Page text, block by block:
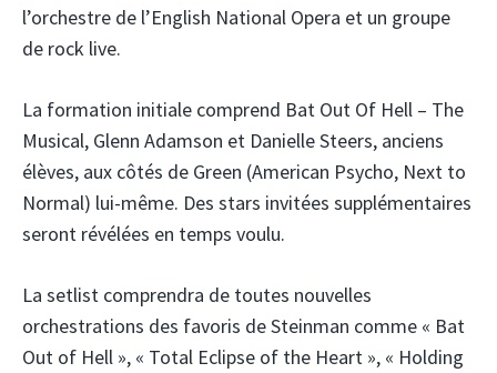
l’orchestre de l’English National Opera et un groupe
de rock live.
La formation initiale comprend Bat Out Of Hell – The
Musical, Glenn Adamson et Danielle Steers, anciens
élèves, aux côtés de Green (American Psycho, Next to
Normal) lui-même. Des stars invitées supplémentaires
seront révélées en temps voulu.
La setlist comprendra de toutes nouvelles
orchestrations des favoris de Steinman comme « Bat
Out of Hell », « Total Eclipse of the Heart », « Holding